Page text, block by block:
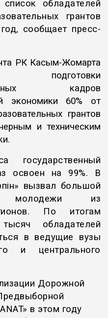
обладателей
грантов
сообщает пресс-
РК Касым-Жомарта
кадров
экономики 60% от
грантов
и техническим
государственный
освоен на 99%. В
вызвал большой
молодежи из
По итогам
обладателей
в ведущие вузы
и центрального
Дорожной
в этом году